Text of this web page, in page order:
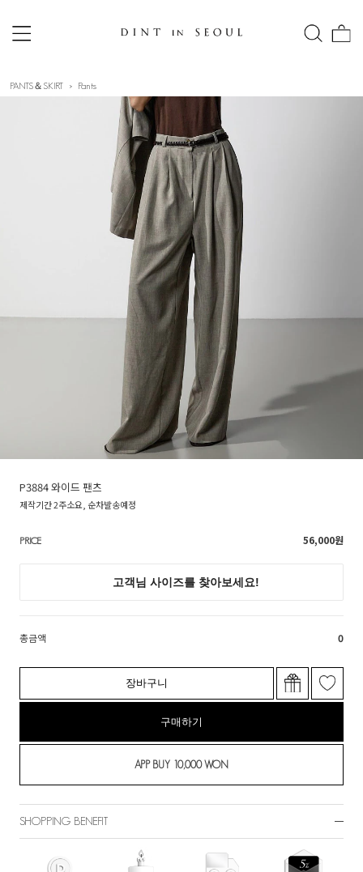
PANTS＆SKIRT Pants
P3884 와이드 팬츠
제작기간 2주소요, 순차발송예정
PRICE 56,000원
총금액 0
장바구니
구매하기
SHOPPING BENEFIT